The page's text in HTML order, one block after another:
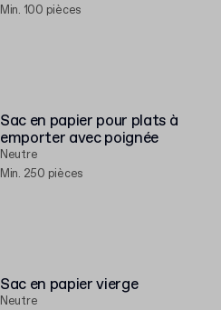
Min. 100 pièces
Sac en papier pour plats à
emporter avec poignée
Neutre
Min. 250 pièces
Sac en papier vierge
Neutre